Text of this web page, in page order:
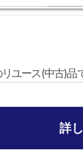
ユース(中古)
詳